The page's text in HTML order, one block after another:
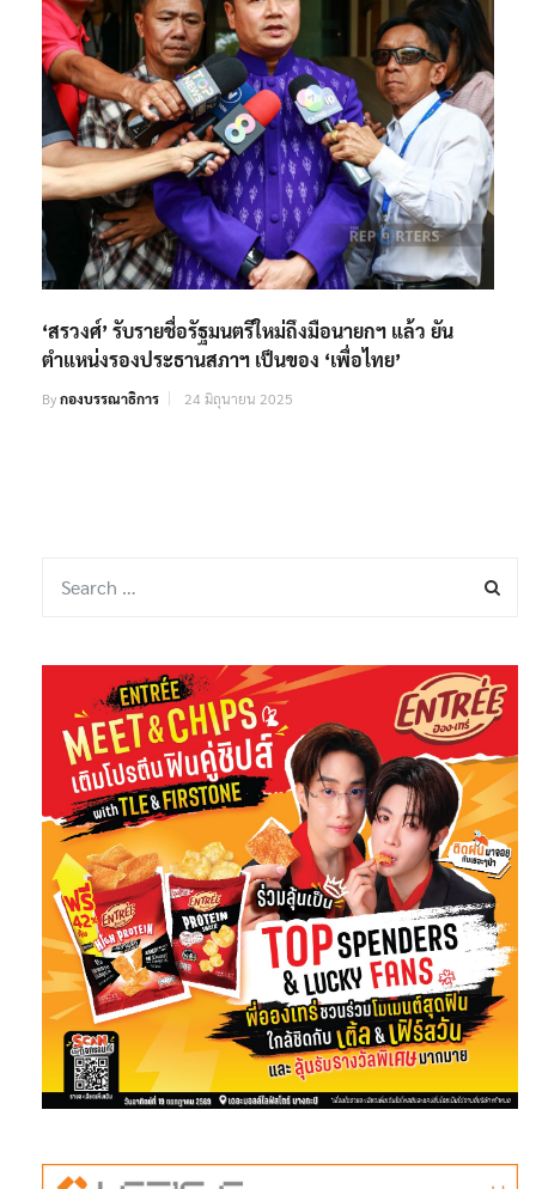
‘สรวงศ์’ รับรายชื่อรัฐมนตรีใหม่ถึงมือนายกฯ แล้ว ยัน
ตำแหน่งรองประธานสภาฯ เป็นของ ‘เพื่อไทย’
Byกองบรรณาธิการ 24 มิถุนายน 2025